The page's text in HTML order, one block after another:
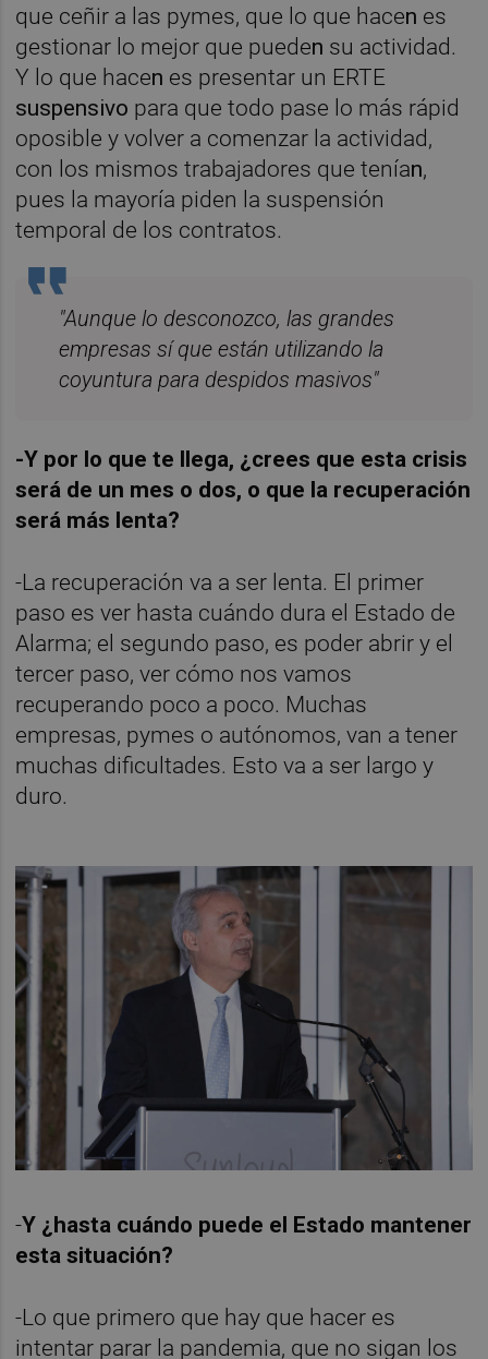
que ceñir a las pymes, que lo que hacen es
gestionar lo mejor que pueden su actividad.
Y lo que hacen es presentar un ERTE
suspensivo para que todo pase lo más rápid
oposible y volver a comenzar la actividad,
con los mismos trabajadores que tenían,
pues la mayoría piden la suspensión
temporal de los contratos.
"Aunque lo desconozco, las grandes
empresas sí que están utilizando la
coyuntura para despidos masivos"
-Y por lo que te llega, ¿crees que esta crisis
será de un mes o dos, o que la recuperación
será más lenta?
-La recuperación va a ser lenta. El primer
paso es ver hasta cuándo dura el Estado de
Alarma; el segundo paso, es poder abrir y el
tercer paso, ver cómo nos vamos
recuperando poco a poco. Muchas
empresas, pymes o autónomos, van a tener
muchas dificultades. Esto va a ser largo y
duro.
-Y ¿hasta cuándo puede el Estado mantener
esta situación?
-Lo que primero que hay que hacer es
intentar parar la pandemia, que no sigan los